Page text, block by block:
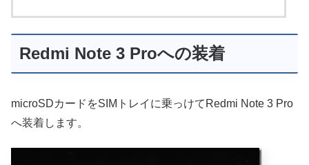
Redmi Note 3 Proへの装着
microSDカードをSIMトレイに乗っけてRedmi Note 3 Pro
へ装着します。